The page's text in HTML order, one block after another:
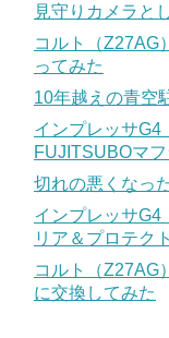
見守りカメラと
コルト（Z27AG
ってみた
10年越えの青空
インプレッサG4
FUJITSUBOマ
切れの悪くなっ
インプレッサG4
リア＆プロテク
コルト（Z27AG
に交換してみた